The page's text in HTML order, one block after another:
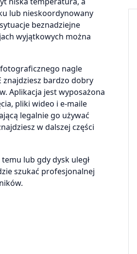
lub nieskoordynowany
beznadziejne
wyjątkowych można
nagle
znajdziesz bardzo dobry
Aplikacja jest wyposażona
pliki wideo i e-maile
legalnie go używać
w dalszej części
lub gdy dysk uległ
szukać profesjonalnej